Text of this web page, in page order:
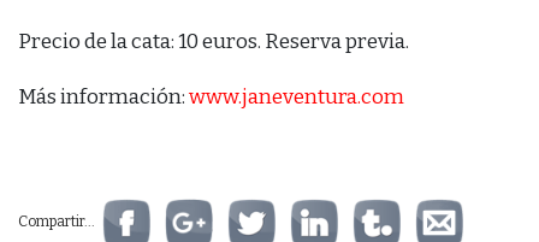
Precio de la cata: 10 euros. Reserva previa.
Más información:www.janeventura.com
Compartir...